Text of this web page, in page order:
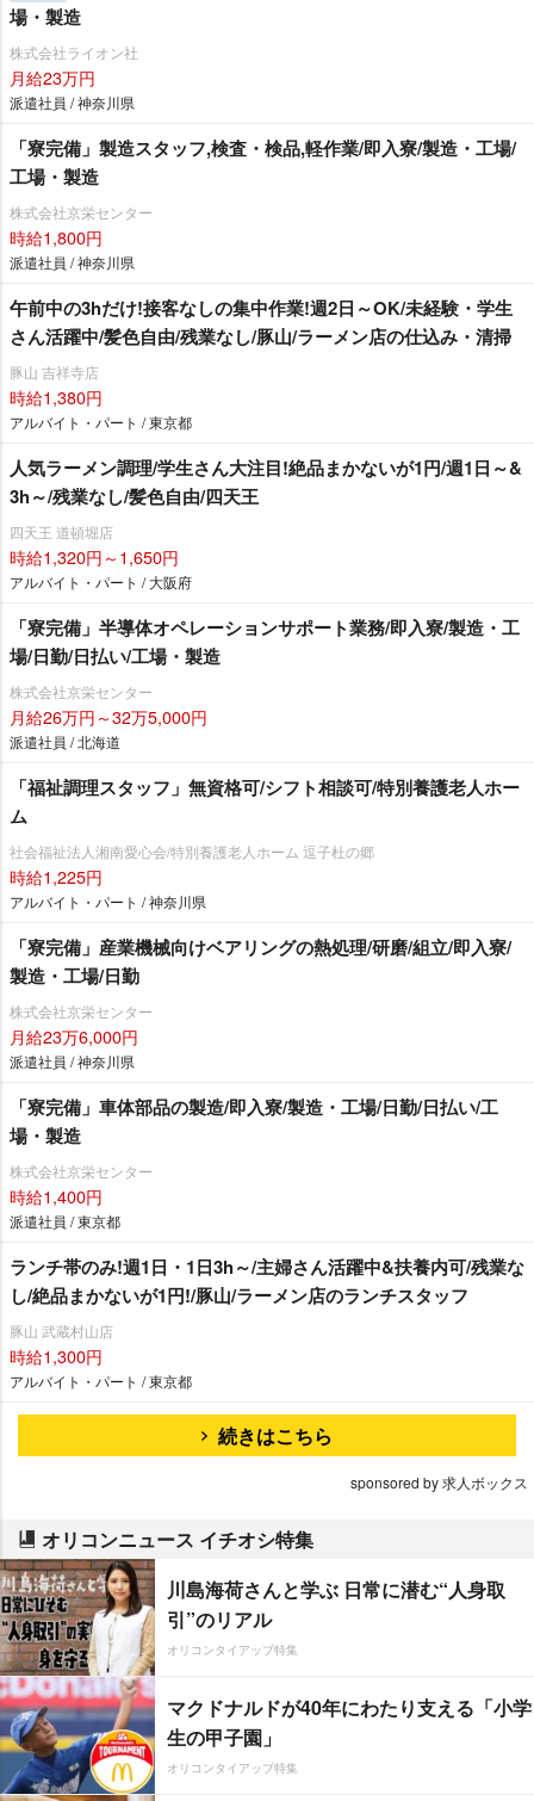
場・製造
株式会社ライオン社
月給23万円
派遣社員 / 神奈川県
「寮完備」製造スタッフ,検査・検品,軽作業/即入寮/製造・工場/
工場・製造
株式会社京栄センター
時給1,800円
派遣社員 / 神奈川県
午前中の3hだけ!接客なしの集中作業!週2日～OK/未経験・学生
さん活躍中/髪色自由/残業なし/豚山/ラーメン店の仕込み・清掃
豚山 吉祥寺店
時給1,380円
アルバイト・パート / 東京都
人気ラーメン調理/学生さん大注目!絶品まかないが1円/週1日～&
3h～/残業なし/髪色自由/四天王
四天王 道頓堀店
時給1,320円～1,650円
アルバイト・パート / 大阪府
「寮完備」半導体オペレーションサポート業務/即入寮/製造・工
場/日勤/日払い/工場・製造
株式会社京栄センター
月給26万円～32万5,000円
派遣社員 / 北海道
「福祉調理スタッフ」無資格可/シフト相談可/特別養護老人ホー
ム
社会福祉法人湘南愛心会/特別養護老人ホーム 逗子杜の郷
時給1,225円
アルバイト・パート / 神奈川県
「寮完備」産業機械向けベアリングの熱処理/研磨/組立/即入寮/
製造・工場/日勤
株式会社京栄センター
月給23万6,000円
派遣社員 / 神奈川県
「寮完備」車体部品の製造/即入寮/製造・工場/日勤/日払い/工
場・製造
株式会社京栄センター
時給1,400円
派遣社員 / 東京都
ランチ帯のみ!週1日・1日3h～/主婦さん活躍中&扶養内可/残業な
し/絶品まかないが1円!/豚山/ラーメン店のランチスタッフ
豚山 武蔵村山店
時給1,300円
アルバイト・パート / 東京都
続きはこちら
sponsored by 求人ボックス
オリコンニュース イチオシ特集
川島海荷さんと学ぶ 日常に潜む“人身取
引”のリアル
オリコンタイアップ特集
マクドナルドが40年にわたり支える「小学
生の甲子園」
オリコンタイアップ特集